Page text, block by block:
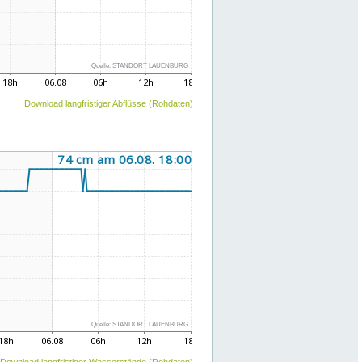
Download langfristiger Abflüsse (Rohdaten)